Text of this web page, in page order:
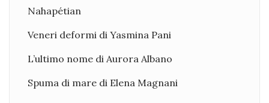
Nahapétian
Veneri deformi di Yasmina Pani
L’ultimo nome di Aurora Albano
Spuma di mare di Elena Magnani